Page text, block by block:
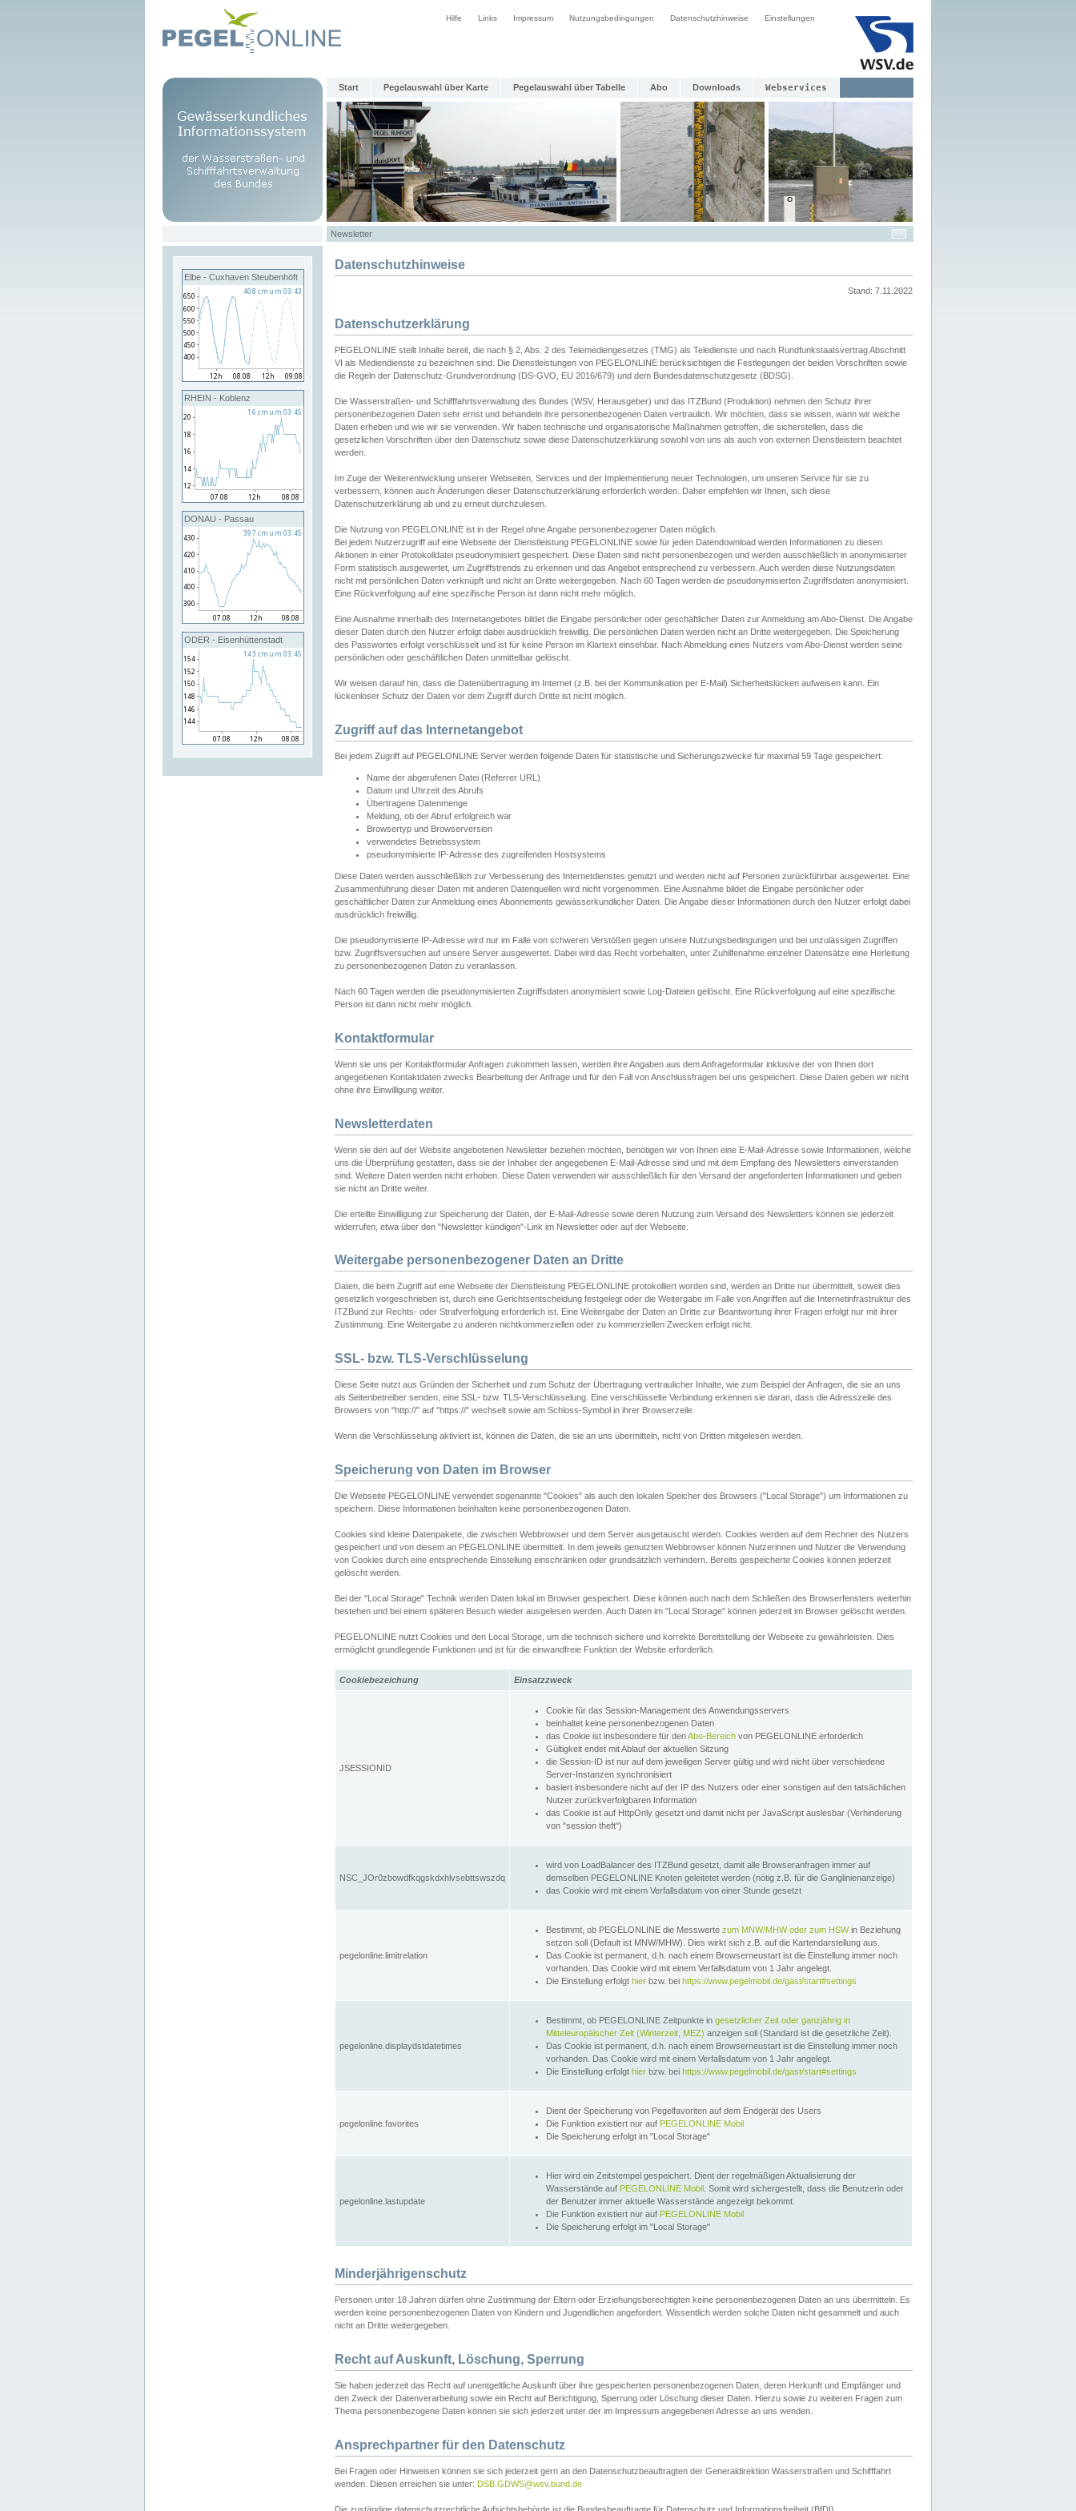
Hilfe Links Impressum Nutzungsbedingungen Datenschutzhinweise Einstellungen
Start Pegelauswahl über Karte Pegelauswahl über Tabelle Abo Downloads Webservices
Newsletter
Elbe - Cuxhaven Steubenhöft
RHEIN - Koblenz
DONAU - Passau
ODER - Eisenhüttenstadt
Datenschutzhinweise
Stand: 7.11.2022
Datenschutzerklärung
PEGELONLINE stellt Inhalte bereit, die nach § 2, Abs. 2 des Telemediengesetzes (TMG) als Teledienste und nach Rundfunkstaatsvertrag Abschnitt
VI als Mediendienste zu bezeichnen sind. Die Dienstleistungen von PEGELONLINE berücksichtigen die Festlegungen der beiden Vorschriften sowie
die Regeln der Datenschutz-Grundverordnung (DS-GVO, EU 2016/679) und dem Bundesdatenschutzgesetz (BDSG).
Die Wasserstraßen- und Schifffahrtsverwaltung des Bundes (WSV, Herausgeber) und das ITZBund (Produktion) nehmen den Schutz ihrer
personenbezogenen Daten sehr ernst und behandeln ihre personenbezogenen Daten vertraulich. Wir möchten, dass sie wissen, wann wir welche
Daten erheben und wie wir sie verwenden. Wir haben technische und organisatorische Maßnahmen getroffen, die sicherstellen, dass die
gesetzlichen Vorschriften über den Datenschutz sowie diese Datenschutzerklärung sowohl von uns als auch von externen Dienstleistern beachtet
werden.
Im Zuge der Weiterentwicklung unserer Webseiten, Services und der Implementierung neuer Technologien, um unseren Service für sie zu
verbessern, können auch Änderungen dieser Datenschutzerklärung erforderlich werden. Daher empfehlen wir Ihnen, sich diese
Datenschutzerklärung ab und zu erneut durchzulesen.
Die Nutzung von PEGELONLINE ist in der Regel ohne Angabe personenbezogener Daten möglich.
Bei jedem Nutzerzugriff auf eine Webseite der Dienstleistung PEGELONLINE sowie für jeden Datendownload werden Informationen zu diesen
Aktionen in einer Protokolldatei pseudonymisiert gespeichert. Diese Daten sind nicht personenbezogen und werden ausschließlich in anonymisierter
Form statistisch ausgewertet, um Zugriffstrends zu erkennen und das Angebot entsprechend zu verbessern. Auch werden diese Nutzungsdaten
nicht mit persönlichen Daten verknüpft und nicht an Dritte weitergegeben. Nach 60 Tagen werden die pseudonymisierten Zugriffsdaten anonymisiert.
Eine Rückverfolgung auf eine spezifische Person ist dann nicht mehr möglich.
Eine Ausnahme innerhalb des Internetangebotes bildet die Eingabe persönlicher oder geschäftlicher Daten zur Anmeldung am Abo-Dienst. Die Angabe
dieser Daten durch den Nutzer erfolgt dabei ausdrücklich freiwillig. Die persönlichen Daten werden nicht an Dritte weitergegeben. Die Speicherung
des Passwortes erfolgt verschlüsselt und ist für keine Person im Klartext einsehbar. Nach Abmeldung eines Nutzers vom Abo-Dienst werden seine
persönlichen oder geschäftlichen Daten unmittelbar gelöscht.
Wir weisen darauf hin, dass die Datenübertragung im Internet (z.B. bei der Kommunikation per E-Mail) Sicherheitslücken aufweisen kann. Ein
lückenloser Schutz der Daten vor dem Zugriff durch Dritte ist nicht möglich.
Zugriff auf das Internetangebot
Bei jedem Zugriff auf PEGELONLINE Server werden folgende Daten für statistische und Sicherungszwecke für maximal 59 Tage gespeichert:
Name der abgerufenen Datei (Referrer URL)
Datum und Uhrzeit des Abrufs
Übertragene Datenmenge
Meldung, ob der Abruf erfolgreich war
Browsertyp und Browserversion
verwendetes Betriebssystem
pseudonymisierte IP-Adresse des zugreifenden Hostsystems
Diese Daten werden ausschließlich zur Verbesserung des Internetdienstes genutzt und werden nicht auf Personen zurückführbar ausgewertet. Eine
Zusammenführung dieser Daten mit anderen Datenquellen wird nicht vorgenommen. Eine Ausnahme bildet die Eingabe persönlicher oder
geschäftlicher Daten zur Anmeldung eines Abonnements gewässerkundlicher Daten. Die Angabe dieser Informationen durch den Nutzer erfolgt dabei
ausdrücklich freiwillig.
Die pseudonymisierte IP-Adresse wird nur im Falle von schweren Verstößen gegen unsere Nutzungsbedingungen und bei unzulässigen Zugriffen
bzw. Zugriffsversuchen auf unsere Server ausgewertet. Dabei wird das Recht vorbehalten, unter Zuhilfenahme einzelner Datensätze eine Herleitung
zu personenbezogenen Daten zu veranlassen.
Nach 60 Tagen werden die pseudonymisierten Zugriffsdaten anonymisiert sowie Log-Dateien gelöscht. Eine Rückverfolgung auf eine spezifische
Person ist dann nicht mehr möglich.
Kontaktformular
Wenn sie uns per Kontaktformular Anfragen zukommen lassen, werden ihre Angaben aus dem Anfrageformular inklusive der von Ihnen dort
angegebenen Kontaktdaten zwecks Bearbeitung der Anfrage und für den Fall von Anschlussfragen bei uns gespeichert. Diese Daten geben wir nicht
ohne ihre Einwilligung weiter.
Newsletterdaten
Wenn sie den auf der Website angebotenen Newsletter beziehen möchten, benötigen wir von Ihnen eine E-Mail-Adresse sowie Informationen, welche
uns die Überprüfung gestatten, dass sie der Inhaber der angegebenen E-Mail-Adresse sind und mit dem Empfang des Newsletters einverstanden
sind. Weitere Daten werden nicht erhoben. Diese Daten verwenden wir ausschließlich für den Versand der angeforderten Informationen und geben
sie nicht an Dritte weiter.
Die erteilte Einwilligung zur Speicherung der Daten, der E-Mail-Adresse sowie deren Nutzung zum Versand des Newsletters können sie jederzeit
widerrufen, etwa über den "Newsletter kündigen"-Link im Newsletter oder auf der Webseite.
Weitergabe personenbezogener Daten an Dritte
Daten, die beim Zugriff auf eine Webseite der Dienstleistung PEGELONLINE protokolliert worden sind, werden an Dritte nur übermittelt, soweit dies
gesetzlich vorgeschrieben ist, durch eine Gerichtsentscheidung festgelegt oder die Weitergabe im Falle von Angriffen auf die Internetinfrastruktur des
ITZBund zur Rechts- oder Strafverfolgung erforderlich ist. Eine Weitergabe der Daten an Dritte zur Beantwortung ihrer Fragen erfolgt nur mit ihrer
Zustimmung. Eine Weitergabe zu anderen nichtkommerziellen oder zu kommerziellen Zwecken erfolgt nicht.
SSL- bzw. TLS-Verschlüsselung
Diese Seite nutzt aus Gründen der Sicherheit und zum Schutz der Übertragung vertraulicher Inhalte, wie zum Beispiel der Anfragen, die sie an uns
als Seitenbetreiber senden, eine SSL- bzw. TLS-Verschlüsselung. Eine verschlüsselte Verbindung erkennen sie daran, dass die Adresszeile des
Browsers von "http://" auf "https://" wechselt sowie am Schloss-Symbol in ihrer Browserzeile.
Wenn die Verschlüsselung aktiviert ist, können die Daten, die sie an uns übermitteln, nicht von Dritten mitgelesen werden.
Speicherung von Daten im Browser
Die Webseite PEGELONLINE verwendet sogenannte "Cookies" als auch den lokalen Speicher des Browsers ("Local Storage") um Informationen zu
speichern. Diese Informationen beinhalten keine personenbezogenen Daten.
Cookies sind kleine Datenpakete, die zwischen Webbrowser und dem Server ausgetauscht werden. Cookies werden auf dem Rechner des Nutzers
gespeichert und von diesem an PEGELONLINE übermittelt. In dem jeweils genutzten Webbrowser können Nutzerinnen und Nutzer die Verwendung
von Cookies durch eine entsprechende Einstellung einschränken oder grundsätzlich verhindern. Bereits gespeicherte Cookies können jederzeit
gelöscht werden.
Bei der "Local Storage" Technik werden Daten lokal im Browser gespeichert. Diese können auch nach dem Schließen des Browserfensters weiterhin
bestehen und bei einem späteren Besuch wieder ausgelesen werden. Auch Daten im "Local Storage" können jederzeit im Browser gelöscht werden.
PEGELONLINE nutzt Cookies und den Local Storage, um die technisch sichere und korrekte Bereitstellung der Webseite zu gewährleisten. Dies
ermöglicht grundlegende Funktionen und ist für die einwandfreie Funktion der Website erforderlich.
Cookiebezeichung Einsatzzweck
JSESSIONID
Cookie für das Session-Management des Anwendungsservers
beinhaltet keine personenbezogenen Daten
das Cookie ist insbesondere für denAbo-Bereich von PEGELONLINE erforderlich
Gültigkeit endet mit Ablauf der aktuellen Sitzung
die Session-ID ist nur auf dem jeweiligen Server gültig und wird nicht über verschiedene
Server-Instanzen synchronisiert
basiert insbesondere nicht auf der IP des Nutzers oder einer sonstigen auf den tatsächlichen
Nutzer zurückverfolgbaren Information
das Cookie ist auf HttpOnly gesetzt und damit nicht per JavaScript auslesbar (Verhinderung
von "session theft")
NSC_JOr0zbowdfkqgskdxhlvsebttswszdq
wird von LoadBalancer des ITZBund gesetzt, damit alle Browseranfragen immer auf
demselben PEGELONLINE Knoten geleitetet werden (nötig z.B. für die Ganglinienanzeige)
das Cookie wird mit einem Verfallsdatum von einer Stunde gesetzt
pegelonline.limitrelation
Bestimmt, ob PEGELONLINE die Messwerte zum MNW/MHW oder zum HSWin Beziehung
setzen soll (Default ist MNW/MHW). Dies wirkt sich z.B. auf die Kartendarstellung aus.
Das Cookie ist permanent, d.h. nach einem Browserneustart ist die Einstellung immer noch
vorhanden. Das Cookie wird mit einem Verfallsdatum von 1 Jahr angelegt.
Die Einstellung erfolgt hier bzw. bei https://www.pegelmobil.de/gast/start#settings
pegelonline.displaydstdatetimes
Bestimmt, ob PEGELONLINE Zeitpunkte in gesetzlicher Zeit oder ganzjährig in
Mitteleuropäischer Zeit (Winterzeit, MEZ) anzeigen soll (Standard ist die gesetzliche Zeit).
Das Cookie ist permanent, d.h. nach einem Browserneustart ist die Einstellung immer noch
vorhanden. Das Cookie wird mit einem Verfallsdatum von 1 Jahr angelegt.
Die Einstellung erfolgt hier bzw. bei https://www.pegelmobil.de/gast/start#settings
pegelonline.favorites
Dient der Speicherung von Pegelfavoriten auf dem Endgerät des Users
Die Funktion existiert nur auf PEGELONLINE Mobil
Die Speicherung erfolgt im "Local Storage"
pegelonline.lastupdate
Hier wird ein Zeitstempel gespeichert. Dient der regelmäßigen Aktualisierung der
Wasserstände auf PEGELONLINE Mobil . Somit wird sichergestellt, dass die Benutzerin oder
der Benutzer immer aktuelle Wasserstände angezeigt bekommt.
Die Funktion existiert nur auf PEGELONLINE Mobil
Die Speicherung erfolgt im "Local Storage"
Minderjährigenschutz
Personen unter 18 Jahren dürfen ohne Zustimmung der Eltern oder Erziehungsberechtigten keine personenbezogenen Daten an uns übermitteln. Es
werden keine personenbezogenen Daten von Kindern und Jugendlichen angefordert. Wissentlich werden solche Daten nicht gesammelt und auch
nicht an Dritte weitergegeben.
Recht auf Auskunft, Löschung, Sperrung
Sie haben jederzeit das Recht auf unentgeltliche Auskunft über ihre gespeicherten personenbezogenen Daten, deren Herkunft und Empfänger und
den Zweck der Datenverarbeitung sowie ein Recht auf Berichtigung, Sperrung oder Löschung dieser Daten. Hierzu sowie zu weiteren Fragen zum
Thema personenbezogene Daten können sie sich jederzeit unter der im Impressum angegebenen Adresse an uns wenden.
Ansprechpartner für den Datenschutz
Bei Fragen oder Hinweisen können sie sich jederzeit gern an den Datenschutzbeauftragten der Generaldirektion Wasserstraßen und Schifffahrt
wenden. Diesen erreichen sie unter: DSB.GDWS@wsv.bund.de